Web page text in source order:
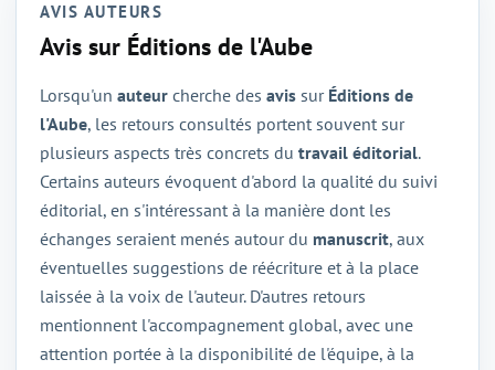
AVIS AUTEURS
Avis sur Éditions de l'Aube
Lorsqu'un auteur cherche des avis sur Éditions de
l'Aube, les retours consultés portent souvent sur
plusieurs aspects très concrets du travail éditorial.
Certains auteurs évoquent d'abord la qualité du suivi
éditorial, en s'intéressant à la manière dont les
échanges seraient menés autour du manuscrit, aux
éventuelles suggestions de réécriture et à la place
laissée à la voix de l'auteur. D'autres retours
mentionnent l'accompagnement global, avec une
attention portée à la disponibilité de l'équipe, à la